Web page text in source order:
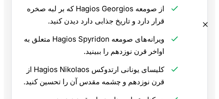
از صومعه Hagios Georgios که بر لبه صخره
قرار دارد و تاریخ جذابی دارد دیدن کنید.
ویرانه‌های صومعه Hagios Spyridon متعلق به
اواخر قرن نوزدهم را ببینید.
کلیسای یونانی ارتدوکس Hagios Nikolaos از
قرن نوزدهم و چشمه مقدس آن را تحسین کنید.